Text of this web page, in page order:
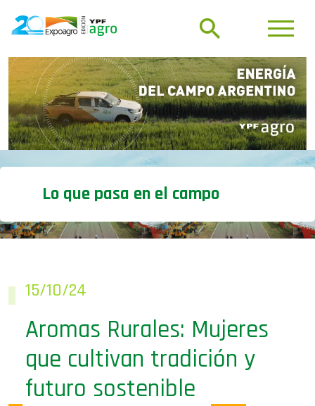
Lo que pasa en el campo
15/10/24
Aromas Rurales: Mujeres
que cultivan tradición y
futuro sostenible